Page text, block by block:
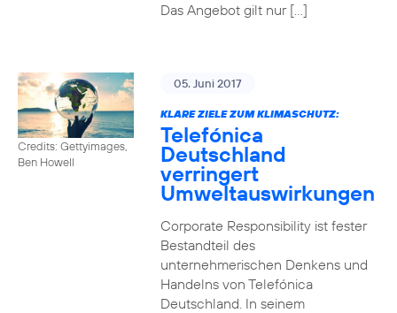
Das Angebot gilt nur […]
Credits: Gettyimages,
Ben Howell
05. Juni 2017
KLARE ZIELE ZUM KLIMASCHUTZ:
Telefónica
Deutschland
verringert
Umweltauswirkungen
Corporate Responsibility ist fester
Bestandteil des
unternehmerischen Denkens und
Handelns von Telefónica
Deutschland. In seinem